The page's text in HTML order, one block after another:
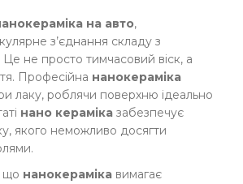
на авто,
з’єднання складу з
не просто тимчасовий віск, а
Професійна нанокераміка
лаку, роблячи поверхню ідеально
нано кераміка забезпечує
якого неможливо досягти
що нанокераміка вимагає